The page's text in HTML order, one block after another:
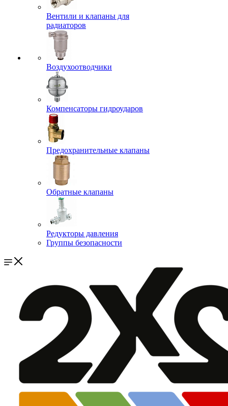
Вентили и клапаны для
радиаторов
Воздухоотводчики
Компенсаторы гидроударов
Предохранительные клапаны
Обратные клапаны
Редукторы давления
Группы безопасности